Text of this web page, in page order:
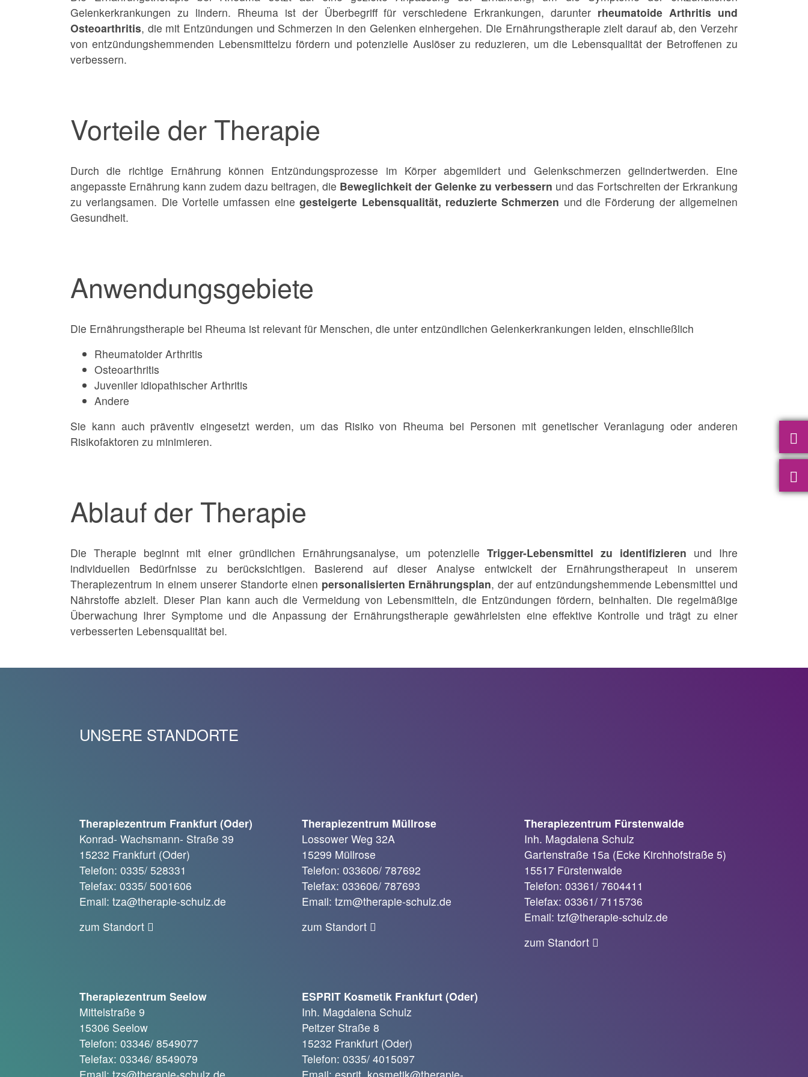
Gelenkerkrankungen zu lindern. Rheuma ist der Überbegriff für verschiedene Erkrankungen, darunter rheumatoide Arthritis und
Osteoarthritis, die mit Entzündungen und Schmerzen in den Gelenken einhergehen. Die Ernährungstherapie zielt darauf ab, den Verzehr
von entzündungshemmenden Lebensmittelzu fördern und potenzielle Auslöser zu reduzieren, um die Lebensqualität der Betroffenen zu
verbessern.
Vorteile der Therapie
Durch die richtige Ernährung können Entzündungsprozesse im Körper abgemildert und Gelenkschmerzen gelindertwerden. Eine
angepasste Ernährung kann zudem dazu beitragen, die Beweglichkeit der Gelenke zu verbessern und das Fortschreiten der Erkrankung
zu verlangsamen. Die Vorteile umfassen einegesteigerte Lebensqualität, reduzierte Schmerzen und die Förderung der allgemeinen
Gesundheit.
Anwendungsgebiete
Die Ernährungstherapie bei Rheuma ist relevant für Menschen, die unter entzündlichen Gelenkerkrankungen leiden, einschließlich
Rheumatoider Arthritis
Osteoarthritis
Juveniler idiopathischer Arthritis
Andere
Sie kann auch präventiv eingesetzt werden, um das Risiko von Rheuma bei Personen mit genetischer Veranlagung oder anderen
Risikofaktoren zu minimieren.
Ablauf der Therapie
Die Therapie beginnt mit einer gründlichen Ernährungsanalyse, um potenzielle Trigger-Lebensmittel zu identifizieren und Ihre
individuellen Bedürfnisse zu berücksichtigen. Basierend auf dieser Analyse entwickelt der Ernährungstherapeut in unserem
Therapiezentrum in einem unserer Standorte einen personalisierten Ernährungsplan, der auf entzündungshemmende Lebensmittel und
Nährstoffe abzielt. Dieser Plan kann auch die Vermeidung von Lebensmitteln, die Entzündungen fördern, beinhalten. Die regelmäßige
Überwachung Ihrer Symptome und die Anpassung der Ernährungstherapie gewährleisten eine effektive Kontrolle und trägt zu einer
verbesserten Lebensqualität bei.
UNSERE STANDORTE
Therapiezentrum Frankfurt (Oder)
Konrad- Wachsmann- Straße 39
15232 Frankfurt (Oder)
Telefon: 0335/ 528331
Telefax: 0335/ 5001606
Email: tza@therapie-schulz.de
zum Standort
Therapiezentrum Müllrose
Lossower Weg 32A
15299 Müllrose
Telefon: 033606/ 787692
Telefax: 033606/ 787693
Email: tzm@therapie-schulz.de
zum Standort
Therapiezentrum Fürstenwalde
Inh. Magdalena Schulz
Gartenstraße 15a (Ecke Kirchhofstraße 5)
15517 Fürstenwalde
Telefon: 03361/ 7604411
Telefax: 03361/ 7115736
Email: tzf@therapie-schulz.de
zum Standort
Therapiezentrum Seelow
Mittelstraße 9
15306 Seelow
Telefon: 03346/ 8549077
Telefax: 03346/ 8549079
ESPRIT Kosmetik Frankfurt (Oder)
Inh. Magdalena Schulz
Peitzer Straße 8
15232 Frankfurt (Oder)
Telefon: 0335/ 4015097